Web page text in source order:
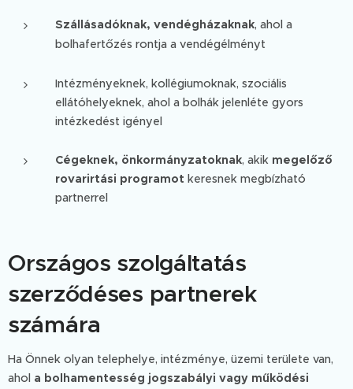
Szállásadóknak, vendégházaknak, ahol a
bolhafertőzés rontja a vendégélményt
Intézményeknek, kollégiumoknak, szociális
ellátóhelyeknek, ahol a bolhák jelenléte gyors
intézkedést igényel
Cégeknek, önkormányzatoknak, akik megelőző
rovarirtási programot keresnek megbízható
partnerrel
Országos szolgáltatás
szerződéses partnerek
számára
Ha Önnek olyan telephelye, intézménye, üzemi területe van,
ahol a bolhamentesség jogszabályi vagy működési